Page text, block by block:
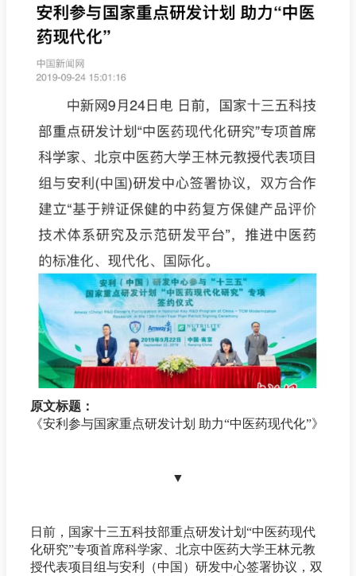
原文标题：
《安利参与国家重点研发计划 助力“中医药现代化”》
▼
日前，国家十三五科技部重点研发计划“中医药现代
化研究”专项首席科学家、北京中医药大学王林元教
授代表项目组与安利（中国）研发中心签署协议，双